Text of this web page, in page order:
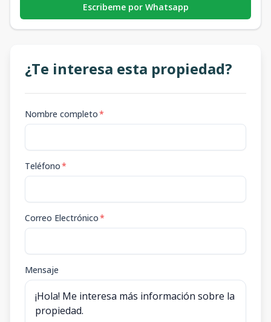
Escribeme por Whatsapp
¿Te interesa esta propiedad?
Nombre completo*
Teléfono*
Correo Electrónico*
Mensaje